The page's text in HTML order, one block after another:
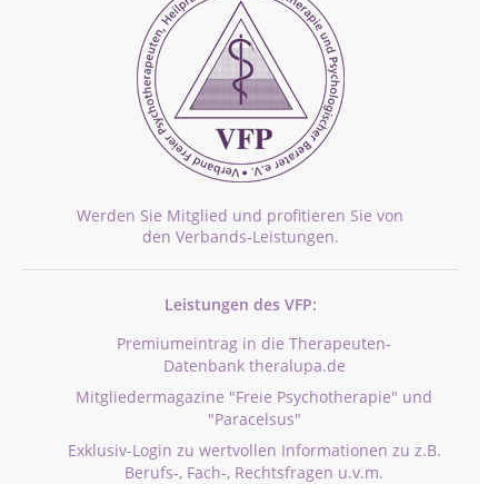
Werden Sie Mitglied und profitieren Sie von
den Verbands-Leistungen.
Leistungen des VFP:
Premiumeintrag in die Therapeuten-
Datenbank theralupa.de
Mitgliedermagazine "Freie Psychotherapie" und
"Paracelsus"
Exklusiv-Login zu wertvollen Informationen zu z.B.
Berufs-, Fach-, Rechtsfragen u.v.m.